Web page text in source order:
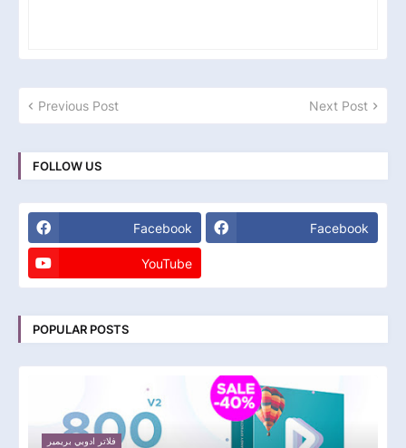
Previous Post Next Post
FOLLOW US
Facebook Facebook
YouTube
POPULAR POSTS
فلاتر ادوبي بريمير